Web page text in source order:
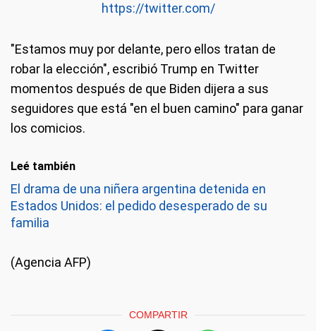
https://twitter.com/
"Estamos muy por delante, pero ellos tratan de
robar la elección", escribió Trump en Twitter
momentos después de que Biden dijera a sus
seguidores que está "en el buen camino" para ganar
los comicios.
Leé también
El drama de una niñera argentina detenida en
Estados Unidos: el pedido desesperado de su
familia
(Agencia AFP)
COMPARTIR